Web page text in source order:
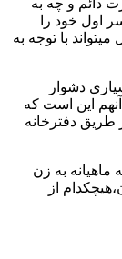
دائم و چه به
اول خود را
با توجه به
دشوار
این است که
طریق دفترخانه
به زن
از